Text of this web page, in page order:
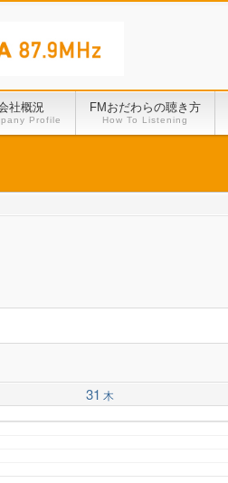
社概況
Profile
FMおだわらの聴き方
How To Listening
31 木